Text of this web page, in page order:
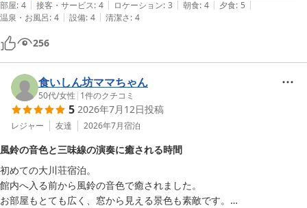
素敵なコース料理でお腹いっぱい堪能でき、温泉も内湯・露天どちらも
満足です。また機会があれば利用したいです。
部屋: 4 | 接客・サービス: 4 | ロケーション: 3 | 朝食: 4 | 夕食: 5 |
温泉・お風呂: 4 | 設備: 4 | 清潔さ: 4
256
食いしん坊ママちゃん
50代/女性 | 1件のクチコミ
5 2026年7月12日投稿
レジャー 友達 2026年7月宿泊
風鈴の音色と三味線の演奏に癒される時間
初めての大川荘宿泊。
館内へ入る前から風鈴の音色で癒されました。
お部屋もとても広く、窓から見える景色も素敵です。